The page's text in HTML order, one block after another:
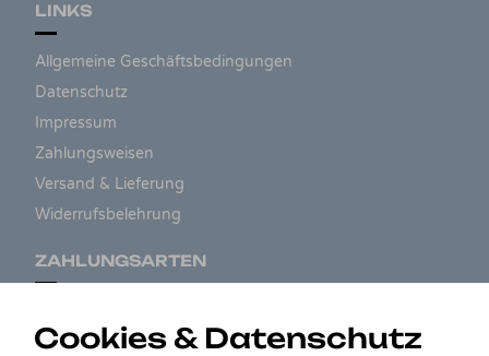
LINKS
Allgemeine Geschäftsbedingungen
Datenschutz
Impressum
Zahlungsweisen
Versand & Lieferung
Widerrufsbelehrung
ZAHLUNGSARTEN
Cookies & Datenschutz